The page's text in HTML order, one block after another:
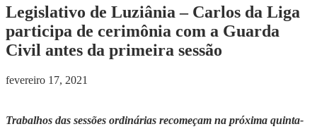
Legislativo de Luziânia – Carlos da Liga
participa de cerimônia com a Guarda
Civil antes da primeira sessão
fevereiro 17, 2021
Trabalhos das sessões ordinárias recomeçam na próxima quinta-